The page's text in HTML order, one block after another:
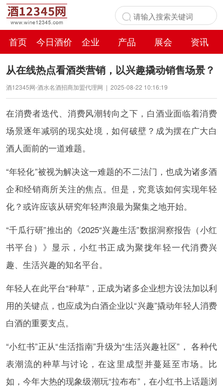
首页 今日酒价 企业 产品 展会
资讯
百科
从在线热点看酒类营销，以兴趣撬动销售场景？
酒12345网-酒水名酒招商加盟代理网 | 2025-08-22 10:16:19
在消费者迭代、消费风潮转向之下，白酒业面临着消费
场景逐年减弱的现实处境，如何破壁？成为摆在广大白
酒人面前的一道难题。
“年轻化”被视为解决这一难题的不二法门，也成为诸多酒
企和经销商所关注的焦点。但是，究竟该如何实现年轻
化？或许应该从研究年轻声浪最为聚集之地开始。
“千瓜行研”推出的《2025“兴趣生活”数据洞察报告（小红
书平台）》显示，小红书正成为聚拢年轻一代消费兴
趣、生活兴趣的知名平台。
年轻人在此平台“种草”，正成为诸多企业想方设法加以利
用的关键点，也应成为白酒企业以“兴趣”撬动年轻人消费
白酒的重要支点。
“小红书”正从“生活指南”升级为“生活兴趣社区”， 各种代
表潮流的种草与讨论，在这里成型并蔓延至市场。比
如，今年大热的现象级潮玩“拉布布”，在小红书上话题浏